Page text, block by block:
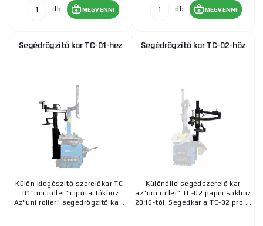
db MEGVENNI db MEGVENNI
Segédrögzítő kar TC-01-hez
Külön kiegészítő szerelőkar TC-
01"uni roller" cipőtartókhoz
Az"uni roller" segédrögzítő ka ...
Segédrögzítő kar TC-02-höz
Különálló segédszerelő kar
az"uni roller" TC-02 papucsokhoz
2016-tól. Segédkar a TC-02 pro ...